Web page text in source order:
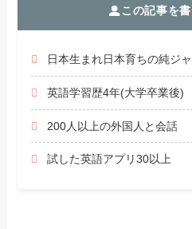
この記事を
日本生まれ日本育ちの純ジ
英語学習歴4年(大学卒業後)
200人以上の外国人と会話
試した英語アプリ30以上